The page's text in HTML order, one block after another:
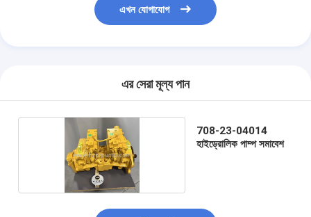
এখন যোগাযোগ
এর সেরা মূল্য পান
708-23-04014
হাইড্রোলিক পাম্প সমাবেশ